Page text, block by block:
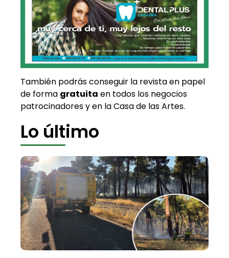
También podrás conseguir la revista en papel
de forma gratuita en todos los negocios
patrocinadores y en la Casa de las Artes.
Lo último